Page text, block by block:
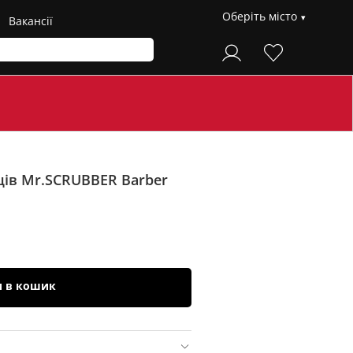
Вакансії Оберіть місто
Mr.SCRUBBER Barber
в кошик